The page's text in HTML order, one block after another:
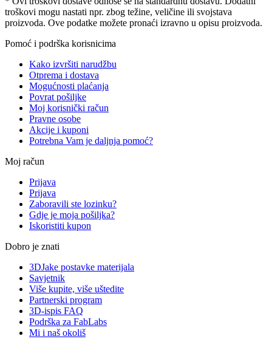
troškovi mogu nastati npr. zbog težine, veličine ili svojstava
proizvoda. Ove podatke možete pronaći izravno u opisu proizvoda.
Pomoć i podrška korisnicima
Kako izvršiti narudžbu
Otprema i dostava
Mogućnosti plaćanja
Povrat pošiljke
Moj korisnički račun
Pravne osobe
Akcije i kuponi
Potrebna Vam je daljnja pomoć?
Moj račun
Prijava
Prijava
Zaboravili ste lozinku?
Gdje je moja pošiljka?
Iskoristiti kupon
Dobro je znati
3DJake postavke materijala
Savjetnik
Više kupite, više uštedite
Partnerski program
3D-ispis FAQ
Podrška za FabLabs
Mi i naš okoliš